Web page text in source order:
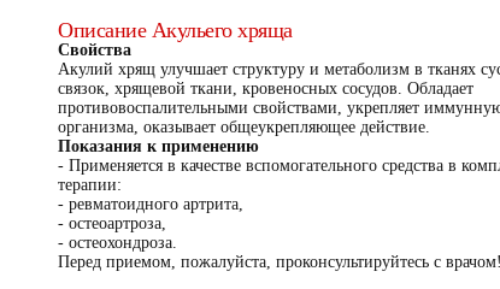
Описание Акульего хряща
Свойства
Акулий хрящ улучшает структуру и метаболизм в тканях
связок, хрящевой ткани, кровеносных сосудов. Обладает
противовоспалительными свойствами, укрепляет
организма, оказывает общеукрепляющее действие.
Показания к применению
- Применяется в качестве вспомогательного средства в
терапии:
- ревматоидного артрита,
- ocтеоартроза,
- остеохондроза.
Перед приемом, пожалуйста, проконсультируйтесь с врачом!